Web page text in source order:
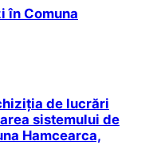
în Comuna
de lucrări
sistemului de
Hamcearca,